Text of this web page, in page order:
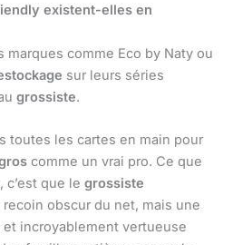
existent-elles en
marques comme Eco by Naty ou
sur leurs séries
grossiste.
toutes les cartes en main pour
comme un vrai pro. Ce que
que le grossiste
recoin obscur du net, mais une
incroyablement vertueuse